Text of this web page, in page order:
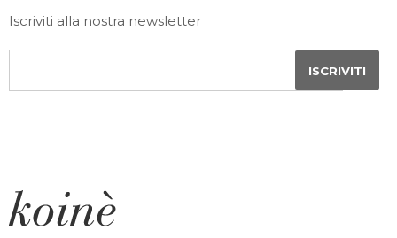
Iscriviti alla nostra newsletter